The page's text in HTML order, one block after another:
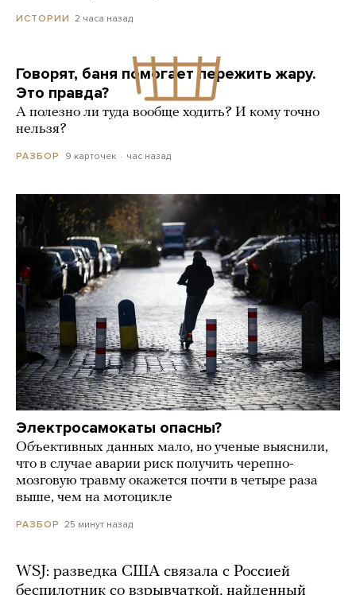
ИСТОРИИ 2 часа назад
Говорят, баня помогает пережить жару.
Это правда?
А полезно ли туда вообще ходить? И кому точно
нельзя?
РАЗБОР 9 карточек час назад
Электросамокаты опасны?
Объективных данных мало, но ученые выяснили,
что в случае аварии риск получить черепно-
мозговую травму окажется почти в четыре раза
выше, чем на мотоцикле
РАЗБОР 25 минут назад
WSJ: разведка США связала с Россией
беспилотник со взрывчаткой, найденный